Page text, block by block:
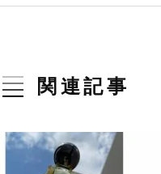
関連記事